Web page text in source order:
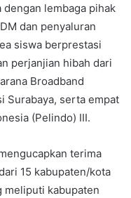
dengan lembaga pihak
dan penyaluran
siswa berprestasi
perjanjian hibah dari
Broadband
Surabaya, serta empat
(Pelindo) III.
terima
15 kabupaten/kota
meliputi kabupaten